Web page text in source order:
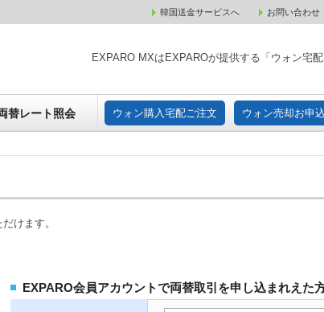
韓国送金サービスへ お問い合わせ
EXPARO MXはEXPAROが提供する「ウォン宅配
替レート照会 ウォン購入宅配ご注文 ウォン売却お申
ウォン購入宅配ご注文 ウォン売却お
けます。
EXPARO会員アカウントで両替取引を申し込まれえた